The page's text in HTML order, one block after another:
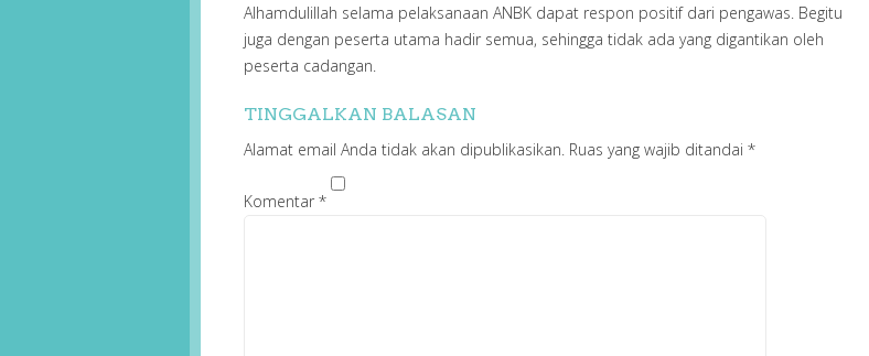
Alhamdulillah selama pelaksanaan ANBK dapat respon positif dari pengawas. Begitu
juga dengan peserta utama hadir semua, sehingga tidak ada yang digantikan oleh
peserta cadangan.
TINGGALKAN BALASAN
Alamat email Anda tidak akan dipublikasikan. Ruas yang wajib ditandai*
Komentar*